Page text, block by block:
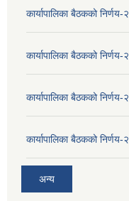
कार्यापालिका बैठकको
कार्यापालिका बैठकको
कार्यापालिका बैठकको
कार्यापालिका बैठकको
अन्य